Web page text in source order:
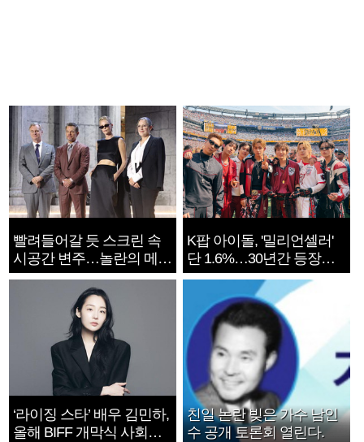
빨려들어갈 듯 스크린 속
시공간 변주…놀란의 메시
지는 ‘전쟁 속죄’
K팝 아이돌, '밀리언셀러'
단 1.6%…30년간 등장
1182개팀 전수조사
‘라이징 스타’ 배우 김민하,
올해 BIFF 개막식 사회자
친일 논란 빚은 가수 남인
수 공개 토론회 열린다.